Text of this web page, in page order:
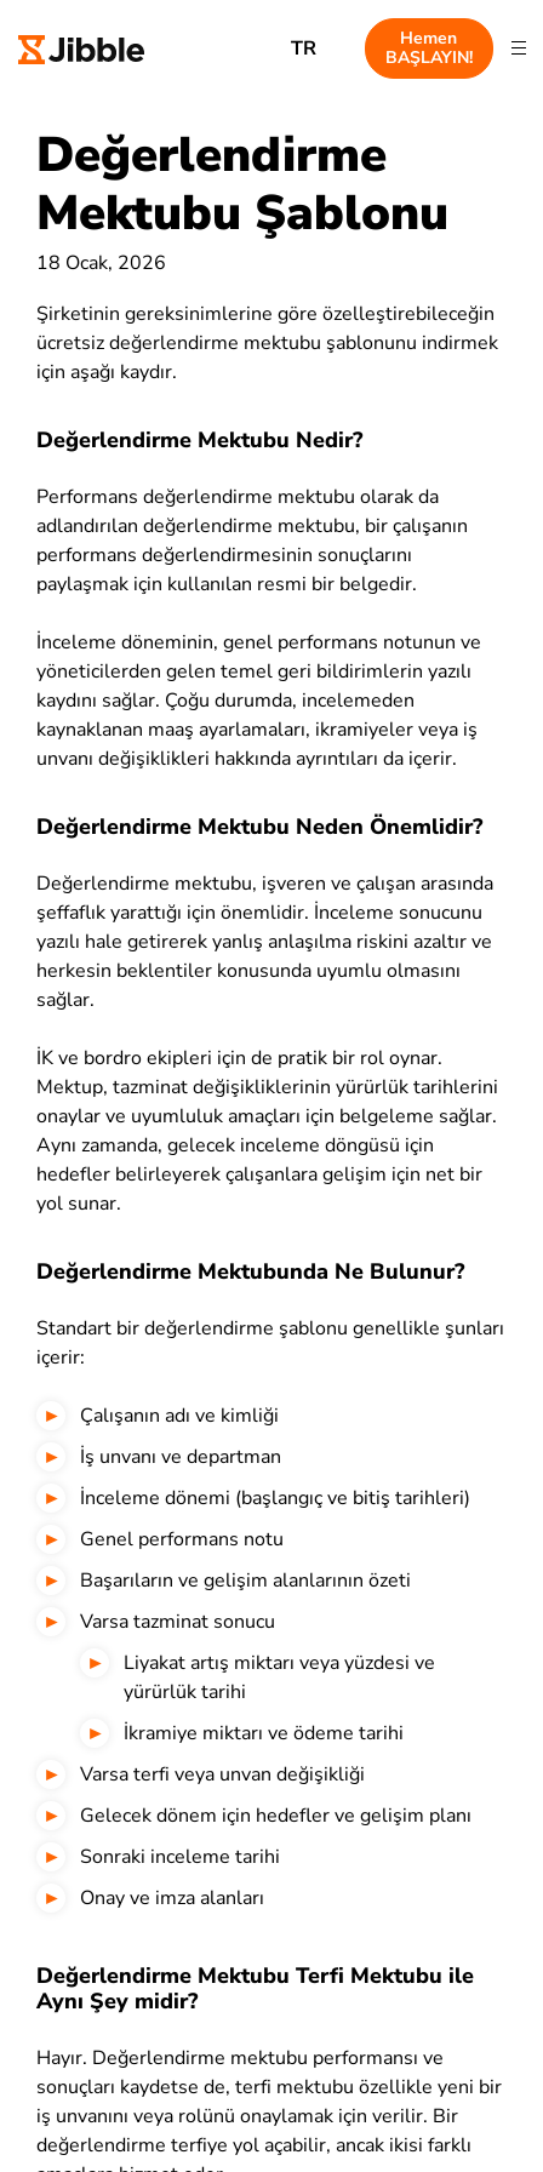
TR
Hemen
BAŞLAYIN!
Değerlendirme
Mektubu Şablonu
18 Ocak, 2026
Şirketinin gereksinimlerine göre özelleştirebileceğin
ücretsiz değerlendirme mektubu şablonunu indirmek
için aşağı kaydır.
Değerlendirme Mektubu Nedir?
Performans değerlendirme mektubu olarak da
adlandırılan değerlendirme mektubu, bir çalışanın
performans değerlendirmesinin sonuçlarını
paylaşmak için kullanılan resmi bir belgedir.
İnceleme döneminin, genel performans notunun ve
yöneticilerden gelen temel geri bildirimlerin yazılı
kaydını sağlar. Çoğu durumda, incelemeden
kaynaklanan maaş ayarlamaları, ikramiyeler veya iş
unvanı değişiklikleri hakkında ayrıntıları da içerir.
Değerlendirme Mektubu Neden Önemlidir?
Değerlendirme mektubu, işveren ve çalışan arasında
şeffaflık yarattığı için önemlidir. İnceleme sonucunu
yazılı hale getirerek yanlış anlaşılma riskini azaltır ve
herkesin beklentiler konusunda uyumlu olmasını
sağlar.
İK ve bordro ekipleri için de pratik bir rol oynar.
Mektup, tazminat değişikliklerinin yürürlük tarihlerini
onaylar ve uyumluluk amaçları için belgeleme sağlar.
Aynı zamanda, gelecek inceleme döngüsü için
hedefler belirleyerek çalışanlara gelişim için net bir
yol sunar.
Değerlendirme Mektubunda Ne Bulunur?
Standart bir değerlendirme şablonu genellikle şunları
içerir:
Çalışanın adı ve kimliği
İş unvanı ve departman
İnceleme dönemi (başlangıç ve bitiş tarihleri)
Genel performans notu
Başarıların ve gelişim alanlarının özeti
Varsa tazminat sonucu
Liyakat artış miktarı veya yüzdesi ve
yürürlük tarihi
İkramiye miktarı ve ödeme tarihi
Varsa terfi veya unvan değişikliği
Gelecek dönem için hedefler ve gelişim planı
Sonraki inceleme tarihi
Onay ve imza alanları
Değerlendirme Mektubu Terfi Mektubu ile
Aynı Şey midir?
Hayır. Değerlendirme mektubu performansı ve
sonuçları kaydetse de, terfi mektubu özellikle yeni bir
iş unvanını veya rolünü onaylamak için verilir. Bir
değerlendirme terfiye yol açabilir, ancak ikisi farklı